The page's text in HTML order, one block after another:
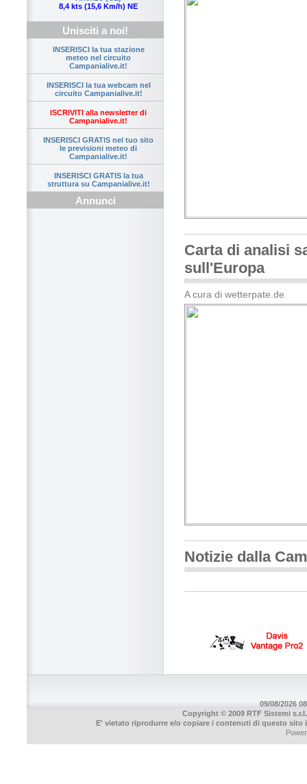
8,4 kts (15,6 Km/h) NE
Unisciti a noi!
INSERISCI la tua stazione
meteo nel circuito
Campanialive.it!
INSERISCI la tua webcam nel
circuito Campanialive.it!
ISCRIVITI alla newsletter di
Campanialive.it!
INSERISCI GRATIS nel tuo sito
le previsioni meteo di
Campanialive.it!
INSERISCI GRATIS la tua
struttura su Campanialive.it!
Annunci
Carta di analisi
sull'Europa
A cura di wetterpate.de
Notizie dalla
09/08/2026
Copyright © 2009 RTF Sistemi
E' vietato riprodurre e/o copiare i contenuti di questo